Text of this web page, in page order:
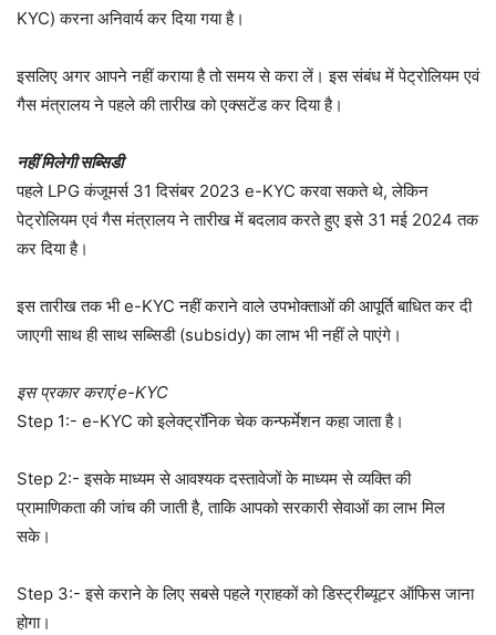
KYC) करना अनिवार्य कर दिया गया है।
इसलिए अगर आपने नहीं कराया है तो समय से करा लें। इस संबंध में पेट्रोलियम एवं
गैस मंत्रालय ने पहले की तारीख को एक्सटेंड कर दिया है।
नहीं मिलेगी सब्सिडी
पहले LPG कंजूमर्स 31 दिसंबर 2023 e-KYC करवा सकते थे, लेकिन
पेट्रोलियम एवं गैस मंत्रालय ने तारीख में बदलाव करते हुए इसे 31 मई 2024 तक
कर दिया है।
इस तारीख तक भी e-KYC नहीं कराने वाले उपभोक्ताओं की आपूर्ति बाधित कर दी
जाएगी साथ ही साथ सब्सिडी (subsidy) का लाभ भी नहीं ले पाएंगे।
इस प्रकार कराएं e-KYC
Step 1:- e-KYC को इलेक्ट्रॉनिक चेक कन्फर्मेशन कहा जाता है।
Step 2:- इसके माध्यम से आवश्यक दस्तावेजों के माध्यम से व्यक्ति की
प्रामाणिकता की जांच की जाती है, ताकि आपको सरकारी सेवाओं का लाभ मिल
सके।
Step 3:- इसे कराने के लिए सबसे पहले ग्राहकों को डिस्ट्रीब्यूटर ऑफिस जाना
होगा।